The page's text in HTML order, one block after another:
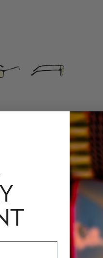
Perfomance
europäische
Innenkernen
kontrollierte Flexibilität
ideal für den